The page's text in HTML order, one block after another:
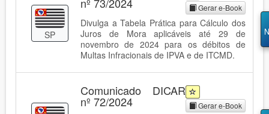
SP
Gerar e-Book
Divulga a Tabela Prática para Cálculo dos
Juros de Mora aplicáveis até 29 de
novembro de 2024 para os débitos de
Multas Infracionais de IPVA e de ITCMD.
Comunicado DICAR
nº 72/2024 Gerar e-Book